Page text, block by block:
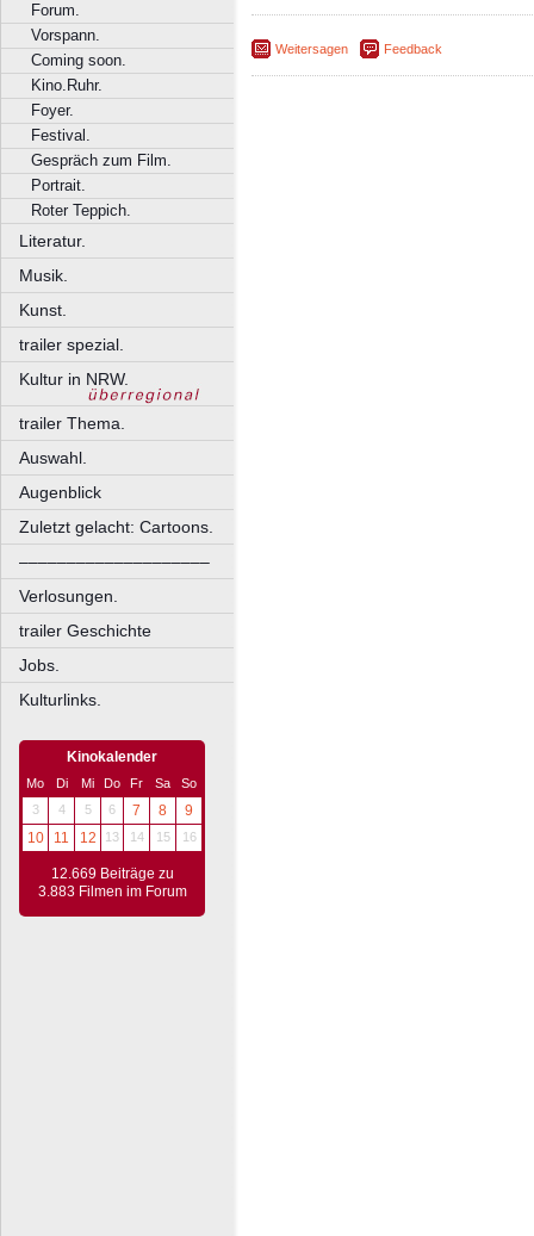
Forum.
Vorspann.
Coming soon.
Kino.Ruhr.
Foyer.
Festival.
Gespräch zum Film.
Portrait.
Roter Teppich.
Literatur.
Musik.
Kunst.
trailer spezial.
Kultur in NRW.
trailer Thema.
Auswahl.
Augenblick
Zuletzt gelacht: Cartoons.
––––––––––––––––––––
Verlosungen.
trailer Geschichte
Jobs.
Kulturlinks.
Kinokalender
Mo Di Mi Do Fr Sa
So
3
4 5 6 7 8
9
10
11 12 13 14 15 16
12.669 Beiträge zu
3.883 Filmen im Forum
Weitersagen Feedback